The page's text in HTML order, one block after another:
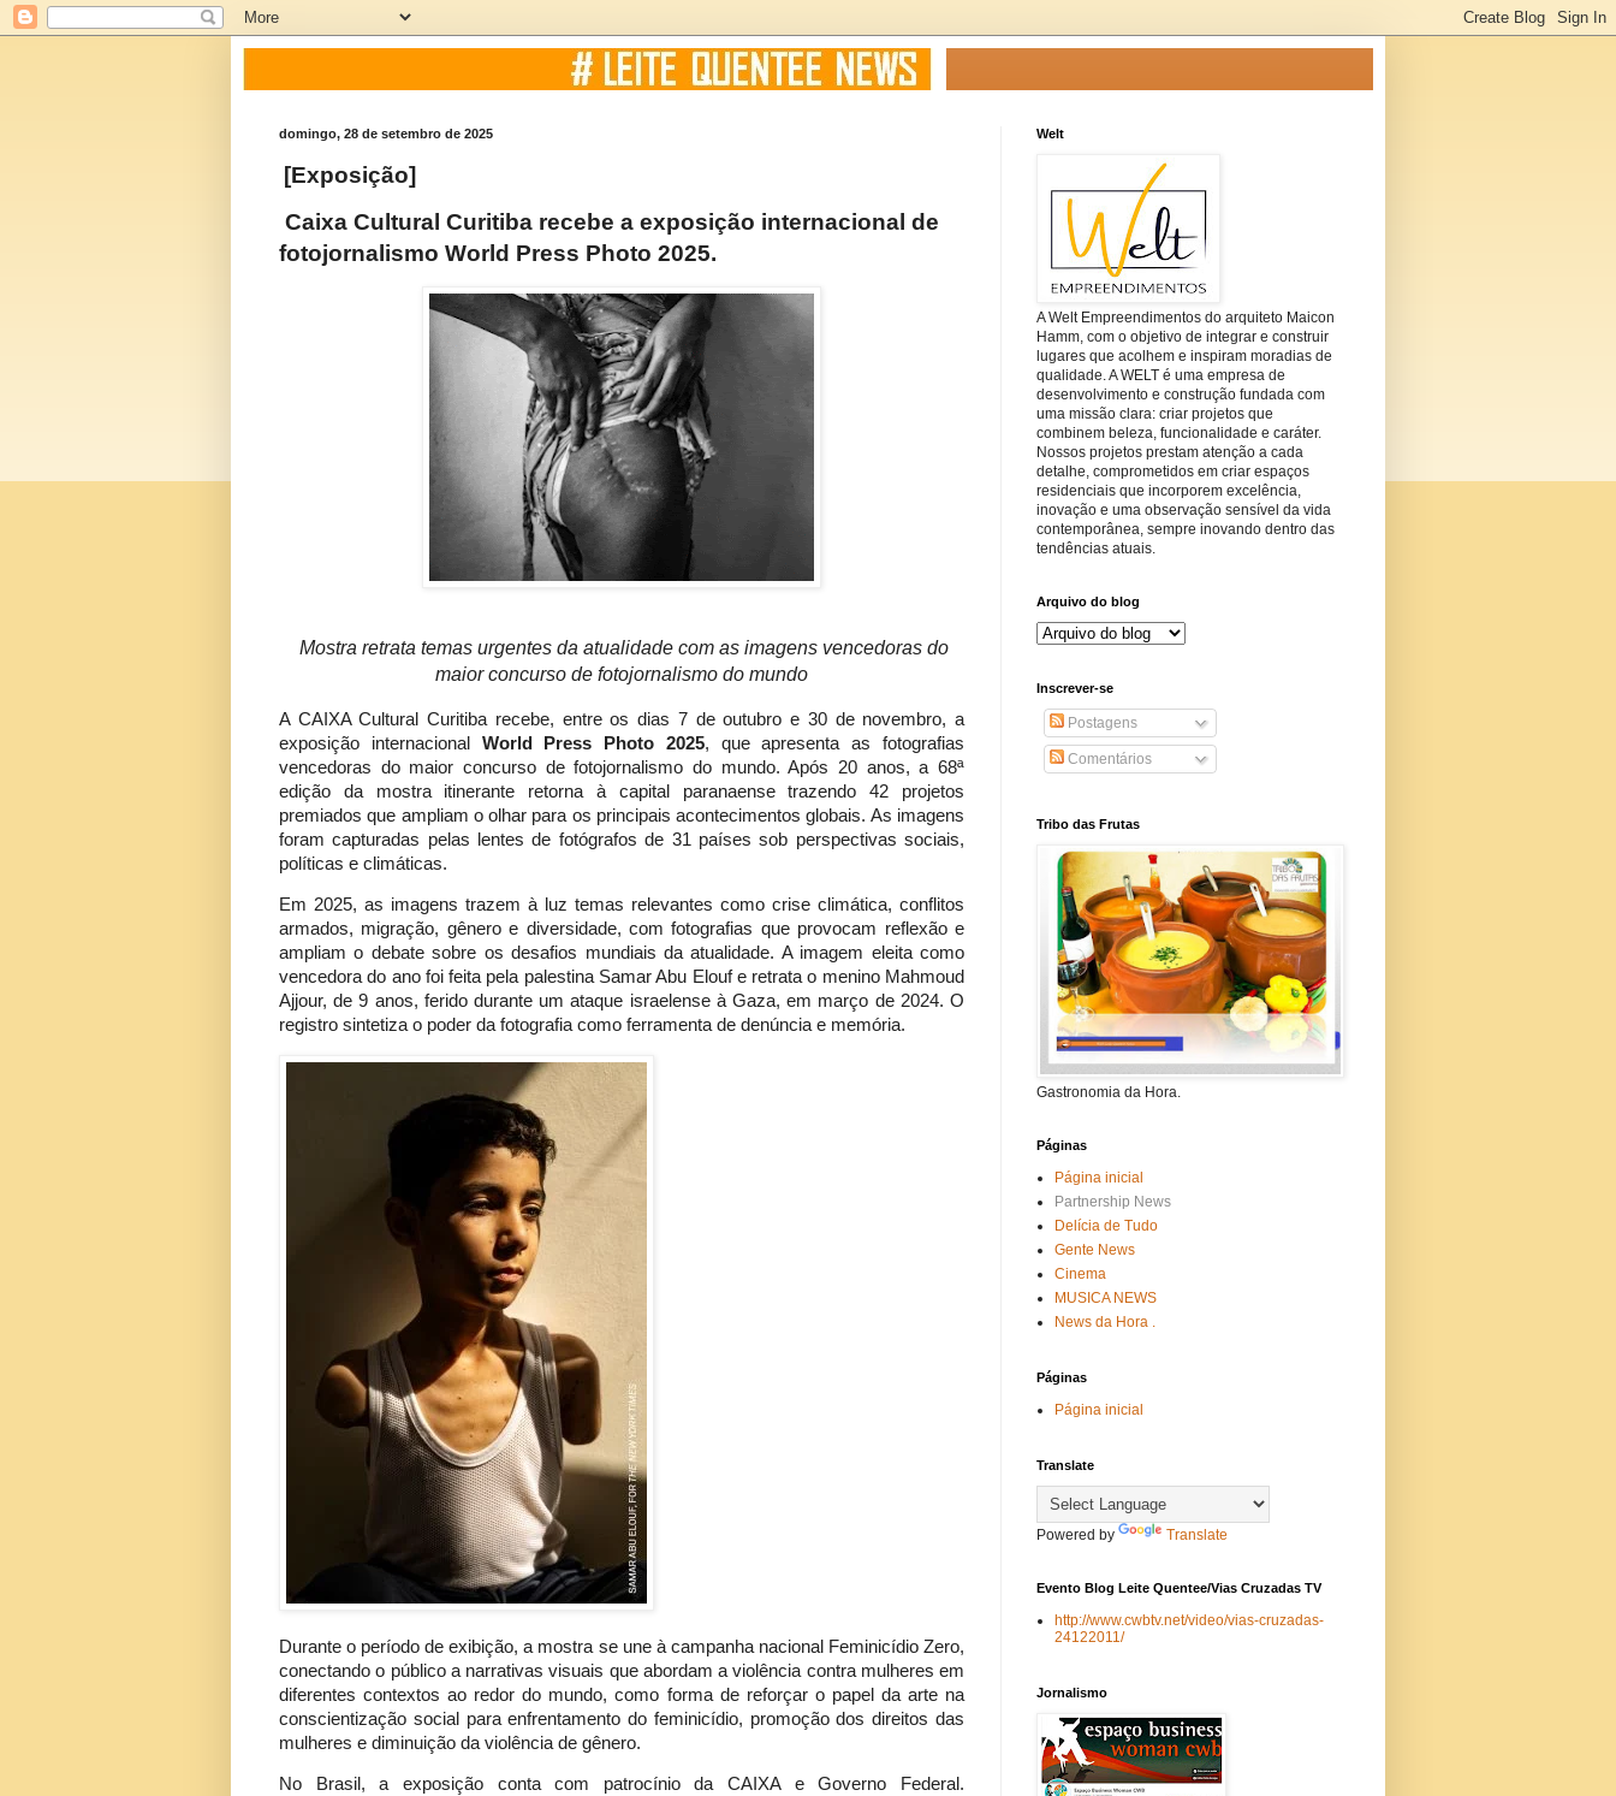
domingo, 28 de setembro de 2025
[Exposição]
Caixa Cultural Curitiba recebe a exposição internacional de
fotojornalismo World Press Photo 2025.
Mostra retrata temas urgentes da atualidade com as imagens vencedoras do
maior concurso de fotojornalismo do mundo
A CAIXA Cultural Curitiba recebe, entre os dias 7 de outubro e 30 de novembro, a
exposição internacional World Press Photo 2025, que apresenta as fotografias
vencedoras do maior concurso de fotojornalismo do mundo. Após 20 anos, a 68ª
edição da mostra itinerante retorna à capital paranaense trazendo 42 projetos
premiados que ampliam o olhar para os principais acontecimentos globais. As imagens
foram capturadas pelas lentes de fotógrafos de 31 países sob perspectivas sociais,
políticas e climáticas.
Em 2025, as imagens trazem à luz temas relevantes como crise climática, conflitos
armados, migração, gênero e diversidade, com fotografias que provocam reflexão e
ampliam o debate sobre os desafios mundiais da atualidade. A imagem eleita como
vencedora do ano foi feita pela palestina Samar Abu Elouf e retrata o menino Mahmoud
Ajjour, de 9 anos, ferido durante um ataque israelense à Gaza, em março de 2024. O
registro sintetiza o poder da fotografia como ferramenta de denúncia e memória.
Durante o período de exibição, a mostra se une à campanha nacional Feminicídio Zero,
conectando o público a narrativas visuais que abordam a violência contra mulheres em
diferentes contextos ao redor do mundo, como forma de reforçar o papel da arte na
conscientização social para enfrentamento do feminicídio, promoção dos direitos das
mulheres e diminuição da violência de gênero.
No Brasil, a exposição conta com patrocínio da CAIXA e Governo Federal.
Welt
A Welt Empreendimentos do arquiteto Maicon
Hamm, com o objetivo de integrar e construir
lugares que acolhem e inspiram moradias de
qualidade. A WELT é uma empresa de
desenvolvimento e construção fundada com
uma missão clara: criar projetos que
combinem beleza, funcionalidade e caráter.
Nossos projetos prestam atenção a cada
detalhe, comprometidos em criar espaços
residenciais que incorporem excelência,
inovação e uma observação sensível da vida
contemporânea, sempre inovando dentro das
tendências atuais.
Arquivo do blog
Inscrever-se
Postagens
Comentários
Tribo das Frutas
Gastronomia da Hora.
Páginas
Página inicial
Partnership News
Delícia de Tudo
Gente News
Cinema
MUSICA NEWS
News da Hora .
Páginas
Página inicial
Translate
Powered by Translate
Evento Blog Leite Quentee/Vias Cruzadas TV
http://www.cwbtv.net/video/vias-cruzadas-
24122011/
Jornalismo